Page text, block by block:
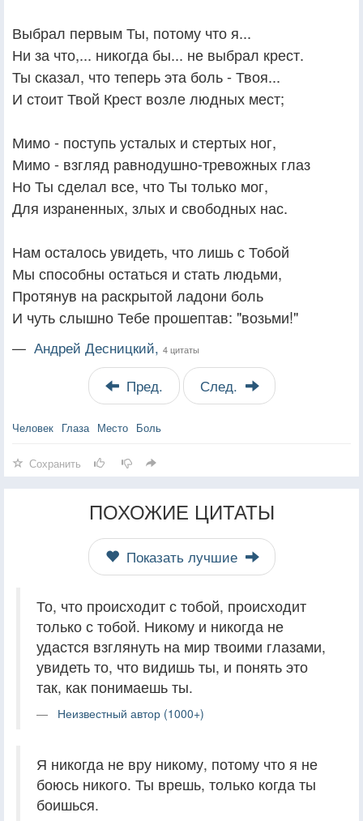
Выбрал первым Ты, потому что я...
Ни за что,... никогда бы... не выбрал крест.
Ты сказал, что теперь эта боль - Твоя...
И стоит Твой Крест возле людных мест;
Мимо - поступь усталых и стертых ног,
Мимо - взгляд равнодушно-тревожных глаз
Но Ты сделал все, что Ты только мог,
Для израненных, злых и свободных нас.
Нам осталось увидеть, что лишь с Тобой
Мы способны остаться и стать людьми,
Протянув на раскрытой ладони боль
И чуть слышно Тебе прошептав: "возьми!"
— Андрей Десницкий, 4 цитаты
Пред. След.
Человек Глаза Место Боль
Сохранить
ПОХОЖИЕ ЦИТАТЫ
Показать лучшие
То, что происходит с тобой, происходит
только с тобой. Никому и никогда не
удастся взглянуть на мир твоими глазами,
увидеть то, что видишь ты, и понять это
так, как понимаешь ты.
Неизвестный автор (1000+)
Я никогда не вру никому, потому что я не
боюсь никого. Ты врешь, только когда ты
боишься.